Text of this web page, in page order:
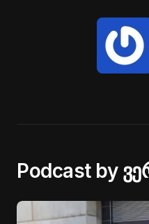
Podcast by